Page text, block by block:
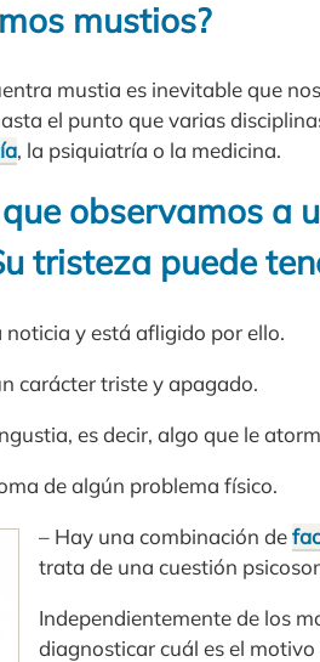
mustios?
mustia es inevitable que
el punto que varias
, la psiquiatría o la medicina.
observamos a
tristeza puede
y está afligido por ello.
carácter triste y apagado.
es decir, algo que le
de algún problema físico.
– Hay una combinación de
trata de una cuestión
Independientemente de los
diagnosticar cuál es el